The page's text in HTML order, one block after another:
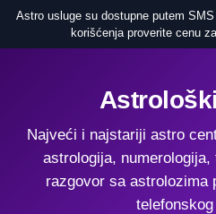
Astro usluge su dostupne putem
korišćenja proverite cenu
Najveći i najstariji astro
astrologija,
razgovor sa astrolozima